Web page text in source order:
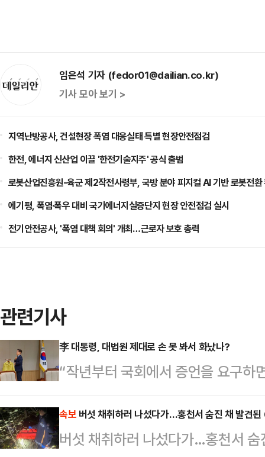
임은석 기자 (fedor01@dailian.co.kr)
기사 모아 보기 >
지역난방공사, 건설현장 폭염 대응실태 특별 현장안전점검
한전, 에너지 신산업 이끌 '한전기술지주' 공식 출범
로봇산업진흥원-육군 제2작전사령부, 국방 분야 피지컬 AI 기반 로봇전환
에기평, 폭염·폭우 대비 국가에너지실증단지 현장 안전점검 실시
전기안전공사, '폭염 대책 회의' 개최…근로자 보호 총력
관련기사
李 대통령, 대법원 제대로 손 못 봐서 화났나?
“작년부터 국회에서 증언을 요구하
짓말하는 일이 반복되고 있다. 국회
진실을 말해야 할 사람들이 증언을
말한다든지 이런 건 절대로 허용하
속보 버섯 채취하러 나섰다가…홍천서 숨진 채 발견
버섯 채취하러 나섰다가…홍천서